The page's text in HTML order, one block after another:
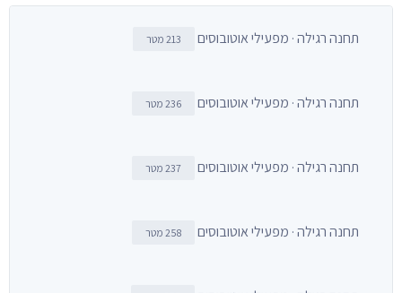
תחנה רגילה · מפעילי אוטובוסים 213 מטר
תחנה רגילה · מפעילי אוטובוסים 236 מטר
תחנה רגילה · מפעילי אוטובוסים 237 מטר
תחנה רגילה · מפעילי אוטובוסים 258 מטר